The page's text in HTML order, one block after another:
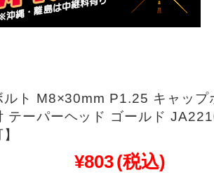
ルト M8×30mm P1.25 キャップ
テーパーヘッド ゴールド
¥803(税込)